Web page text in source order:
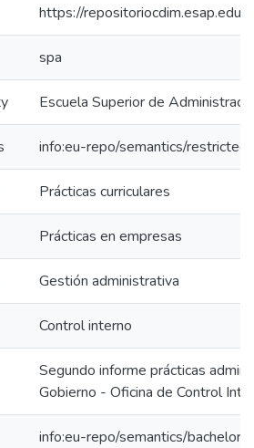
https://
spa
Escuela Superior de
info:eu-repo/semantics/
Prácticas curriculares
Prácticas en empresas
Gestión administrativa
Control interno
Segundo informe prácticas
Gobierno - Oficina de Control
info:eu-repo/semantics/